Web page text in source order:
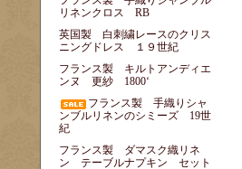
リネンクロス RB
英国製 白刺繍レースのクリス
ニングドレス １９世紀
フランス製 キルトアンディエ
ンヌ 更紗 1800‘
フランス製 手織りシャ
ンブルリネンのシミーズ 19世
紀
フランス製 ダマスク織リネ
ン テーブルナプキン セット